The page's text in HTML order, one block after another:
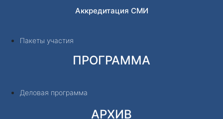
Аккредитация СМИ
Пакеты участия
ПРОГРАММА
Деловая программа
АРХИВ